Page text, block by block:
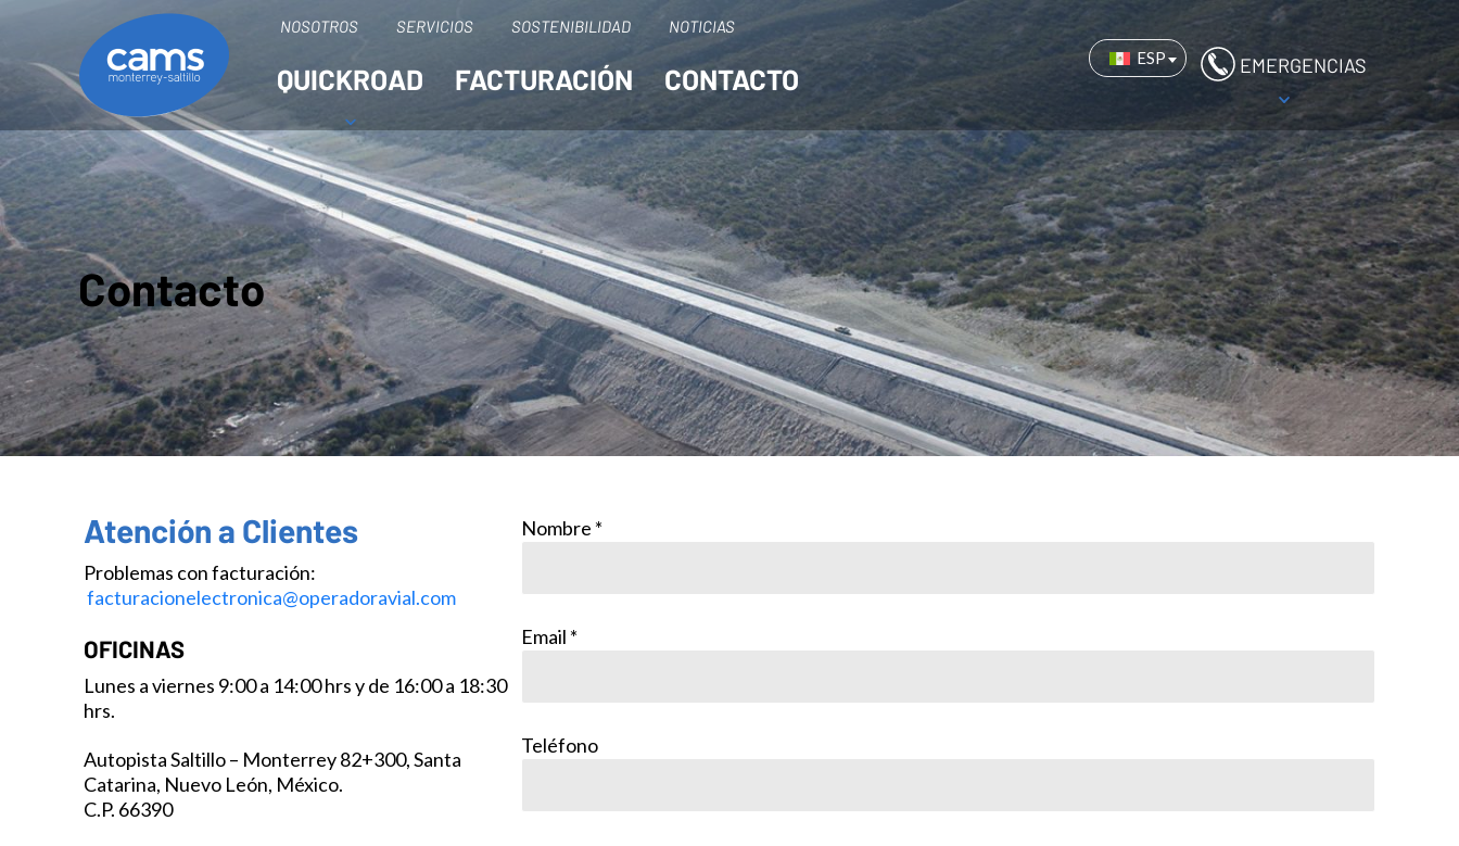
NOSOTROS SERVICIOS SOSTENIBILIDAD NOTICIAS
QUICKROAD FACTURACIÓN CONTACTO
ESP EMERGENCIAS
Contacto
Atención a Clientes
Problemas con facturación:
facturacionelectronica@operadoravial.com
OFICINAS
Lunes a viernes 9:00 a 14:00 hrs y de 16:00 a 18:30
hrs.
Autopista Saltillo – Monterrey 82+300, Santa
Catarina, Nuevo León, México.
C.P. 66390
Nombre *
Email *
Teléfono